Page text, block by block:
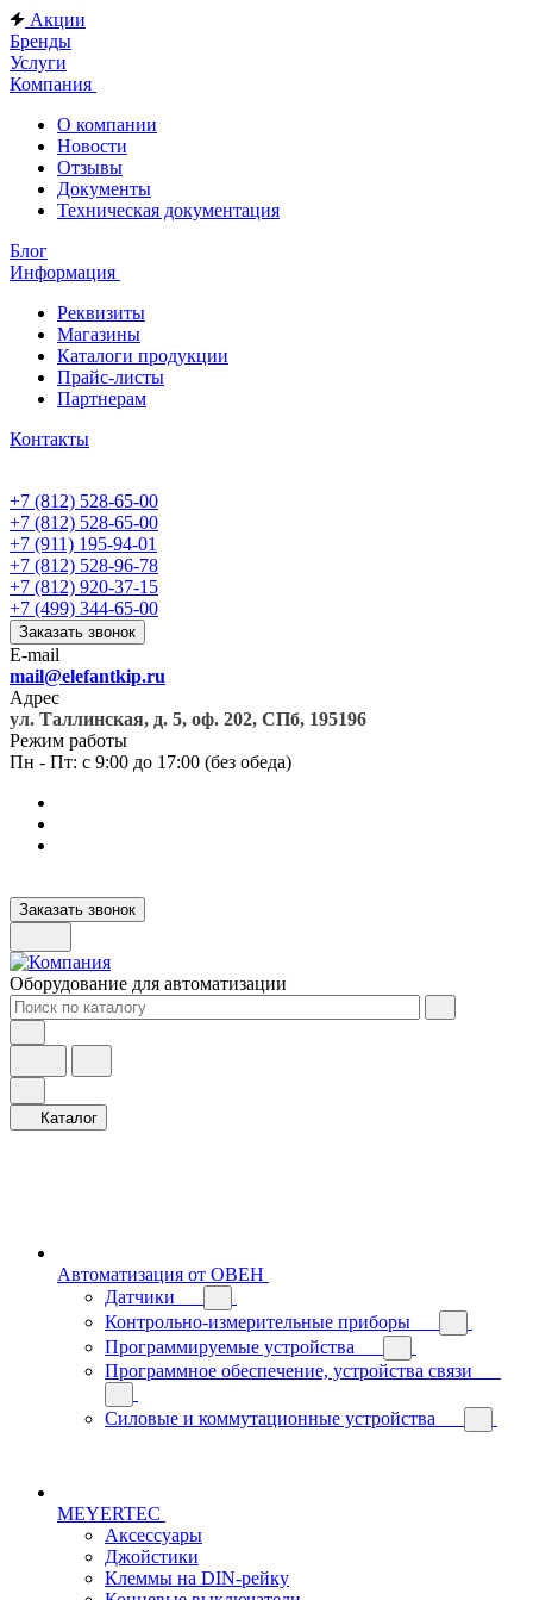
Акции
Бренды
Услуги
Компания
О компании
Новости
Отзывы
Документы
Техническая документация
Блог
Информация
Реквизиты
Магазины
Каталоги продукции
Прайс-листы
Партнерам
Контакты
+7 (812) 528-65-00
+7 (812) 528-65-00
+7 (911) 195-94-01
+7 (812) 528-96-78
+7 (812) 920-37-15
+7 (499) 344-65-00
Заказать звонок
E-mail
mail@elefantkip.ru
Адрес
ул. Таллинская, д. 5, оф. 202, СПб, 195196
Режим работы
Пн - Пт: с 9:00 до 17:00 (без обеда)
Заказать звонок
Оборудование для автоматизации
Каталог
Автоматизация от ОВЕН
Датчики
Контрольно-измерительные приборы
Программируемые устройства
Программное обеспечение, устройства связи
Силовые и коммутационные устройства
MEYERTEC
Аксессуары
Джойстики
Клеммы на DIN-рейку